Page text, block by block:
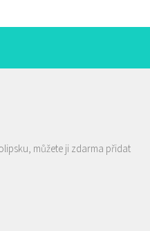
můžete ji zdarma přidat